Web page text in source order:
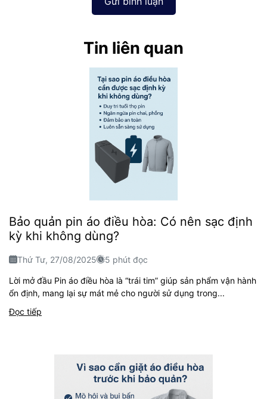
Tin liên quan
Bảo quản pin áo điều hòa: Có nên sạc định
kỳ khi không dùng?
Thứ Tư, 27/08/2025 5 phút đọc
Lời mở đầu Pin áo điều hòa là “trái tim” giúp sản phẩm vận hành
ổn định, mang lại sự mát mẻ cho người sử dụng trong...
Đọc tiếp